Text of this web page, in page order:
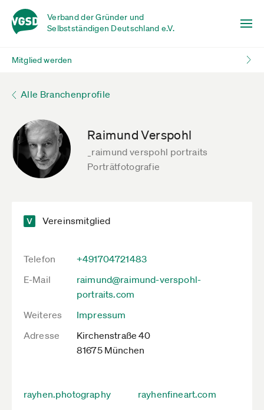
Verband der Gründer und
Selbstständigen Deutschland e.V.
Mitglied werden
Alle Branchenprofile
Raimund Verspohl
_raimund verspohl portraits
Porträtfotografie
Vereinsmitglied
Telefon
+491704721483
E-Mail
raimund@raimund-verspohl-
portraits.com
Weiteres
Impressum
Adresse
Kirchenstraße 40
81675 München
rayhen.photography rayhenfineart.com